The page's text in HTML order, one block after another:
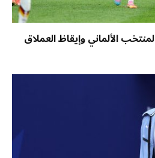
الألماني وإيقاظ العملاق